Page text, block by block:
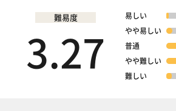
難易度
3.27
易しい
やや易しい
普通
やや難しい
難しい